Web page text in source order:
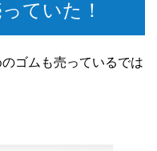
ていた！
ゴムも売っているでは